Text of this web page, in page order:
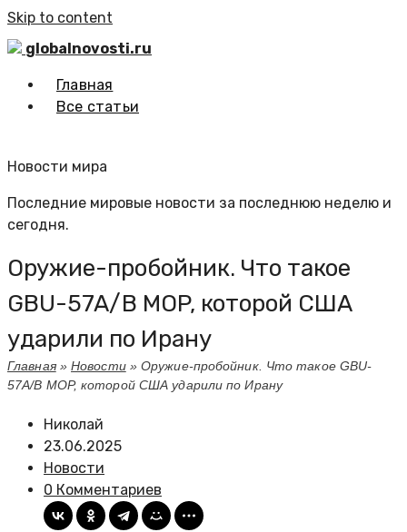
Skip to content
globalnovosti.ru
Главная
Все статьи
Новости мира
Последние мировые новости за последнюю неделю и
сегодня.
Оружие-пробойник. Что такое
GBU-57A/B MOP, которой США
ударили по Ирану
Главная»Новости»Оружие-пробойник. Что такое GBU-
57A/B MOP, которой США ударили по Ирану
Николай
23.06.2025
Новости
0 Комментариев